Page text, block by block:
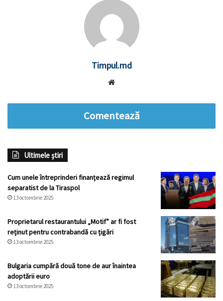
Timpul.md
Comentează
Ultimele știri
Cum unele întreprinderi finanțează regimul
separatist de la Tiraspol
13 octombrie 2025
Proprietarul restaurantului „Motif” ar fi fost
reținut pentru contrabandă cu țigări
13 octombrie 2025
Bulgaria cumpără două tone de aur înaintea
adoptării euro
13 octombrie 2025